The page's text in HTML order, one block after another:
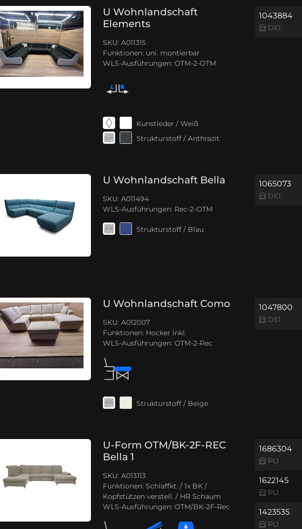
U Wohnlandschaft
Elements
SKU: A011315
Funktionen: uni. montierbar
WLS-Ausführungen: OTM-2-OTM
Kunstleder / Weiß
Strukturstoff / Anthrazit
1043884
DE1
U Wohnlandschaft Bella
SKU: A011494
WLS-Ausführungen: Rec-2-OTM
Strukturstoff / Blau
1065073
DE1
U Wohnlandschaft Como
SKU: A012007
Funktionen: Hocker inkl.
WLS-Ausführungen: OTM-2-Rec
Strukturstoff / Beige
1047800
DE1
U-Form OTM/BK-2F-REC
Bella 1
SKU: A013113
Funktionen: Schlaffkt. / 1x BK /
Kopfstützen verstell. / HR Schaum
WLS-Ausführungen: OTM/BK-2F-Rec
1686304
PL1
1622145
PL1
1423535
PL1